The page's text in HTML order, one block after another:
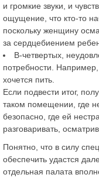
и громкие звуки, и
ощущение, что кто-то
поскольку женщину
за сердцебиением
В-четвертых,
потребности.
хочется пить.
Если подвести итог,
таком помещении, где
безопасно, где ей
разговаривать,
Понятно, что в силу
обеспечить удастся
отдельная палата